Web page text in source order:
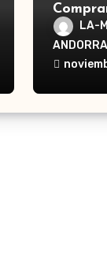
LA-
ANDORRA